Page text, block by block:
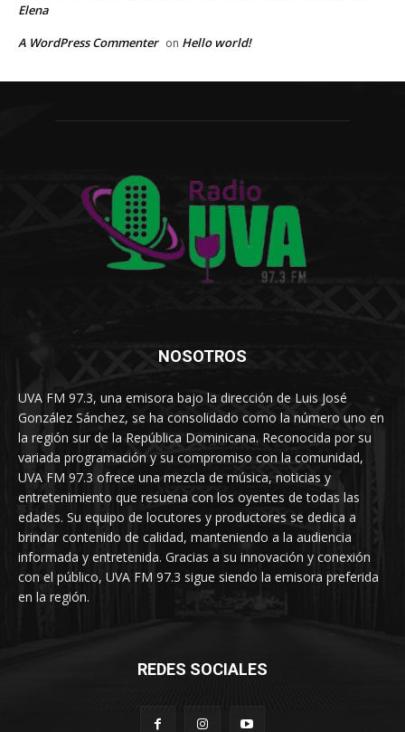
Elena
A WordPress Commenter on Hello world!
NOSOTROS
UVA FM 97.3, una emisora bajo la dirección de Luis José
González Sánchez, se ha consolidado como la número uno en
la región sur de la República Dominicana. Reconocida por su
variada programación y su compromiso con la comunidad,
UVA FM 97.3 ofrece una mezcla de música, noticias y
entretenimiento que resuena con los oyentes de todas las
edades. Su equipo de locutores y productores se dedica a
brindar contenido de calidad, manteniendo a la audiencia
informada y entretenida. Gracias a su innovación y conexión
con el público, UVA FM 97.3 sigue siendo la emisora preferida
en la región.
REDES SOCIALES